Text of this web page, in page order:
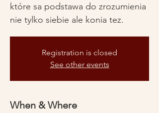
które sa podstawa do zrozumienia
Registration is closed
See other events
When & Where